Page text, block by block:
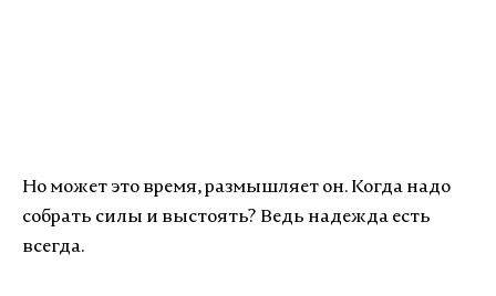
Но может это время, размышляет он. Когда надо
собрать силы и выстоять? Ведь надежда есть
всегда.